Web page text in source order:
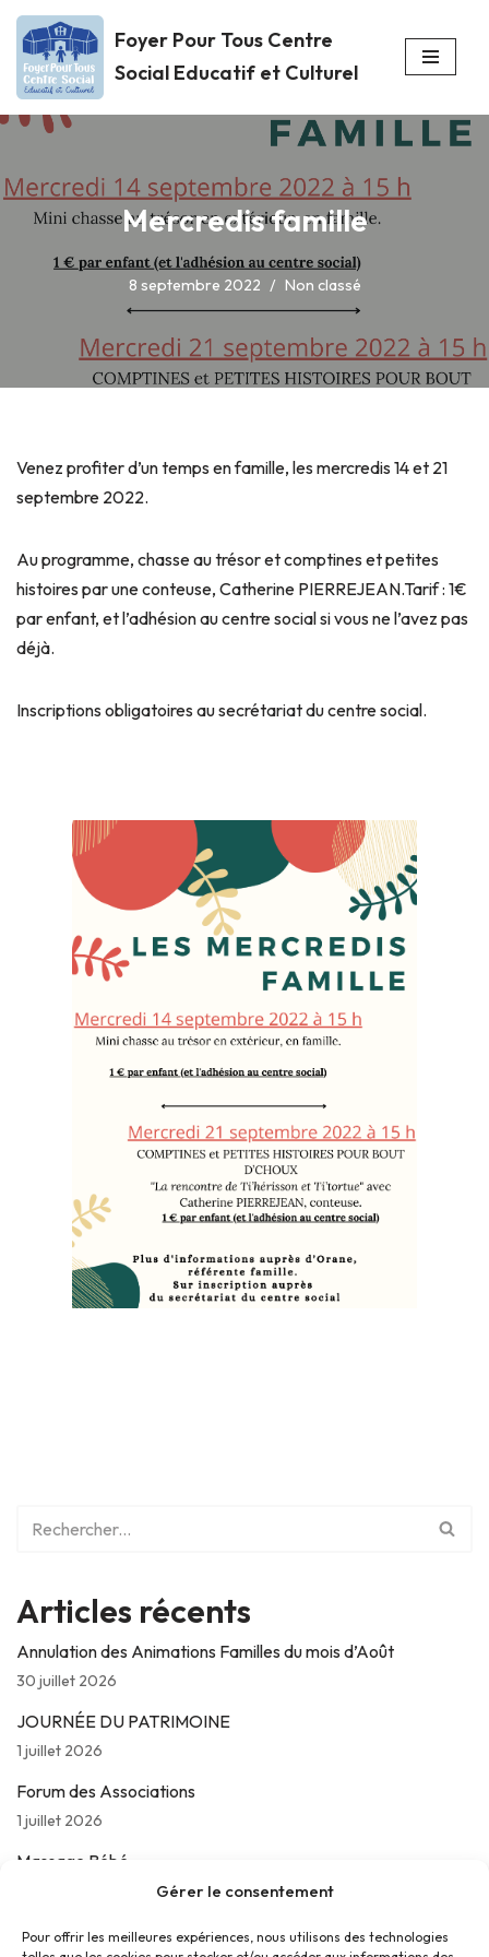
Gérer le consentement
Pour offrir les meilleures expériences, nous utilisons des technologies
Aller
au
contenu
Foyer Pour Tous Centre
Social Educatif et Culturel
Mercredis famille
8 septembre 2022 Non classé
Venez profiter d’un temps en famille, les mercredis 14 et 21
septembre 2022.
Au programme, chasse au trésor et comptines et petites
histoires par une conteuse, Catherine PIERREJEAN.Tarif : 1€
par enfant, et l’adhésion au centre social si vous ne l’avez pas
déjà.
Inscriptions obligatoires au secrétariat du centre social.
Articles récents
Annulation des Animations Familles du mois d’Août
30 juillet 2026
JOURNÉE DU PATRIMOINE
1 juillet 2026
Forum des Associations
1 juillet 2026
Massage Bébé
Les jeudis de La Parolière